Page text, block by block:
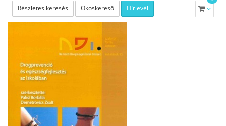
Részletes keresés Okoskereső Hírlevél